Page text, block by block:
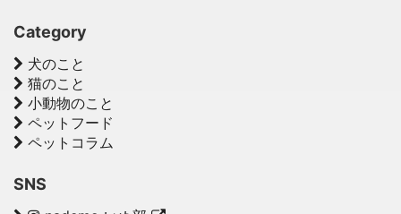
Category
犬のこと
猫のこと
小動物のこと
ペットフード
ペットコラム
SNS